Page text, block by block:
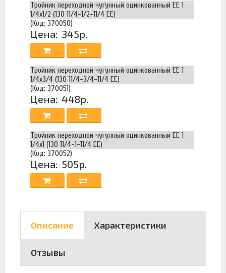
Тройник переходной чугунный оцинкованный ЕЕ 1
1/4х1/2 (130 11/4-1/2-11/4 EE)
(Код: 370050)
Цена: 345р.
Тройник переходной чугунный оцинкованный ЕЕ 1
1/4х3/4 (130 11/4-3/4-11/4 EE)
(Код: 370051)
Цена: 448р.
Тройник переходной чугунный оцинкованный ЕЕ 1
1/4х1 (130 11/4-1-11/4 EE)
(Код: 370052)
Цена: 505р.
Описание Характеристики
Отзывы